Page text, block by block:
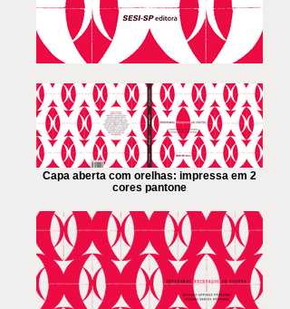
Capa aberta com orelhas: impressa em 2
cores pantone